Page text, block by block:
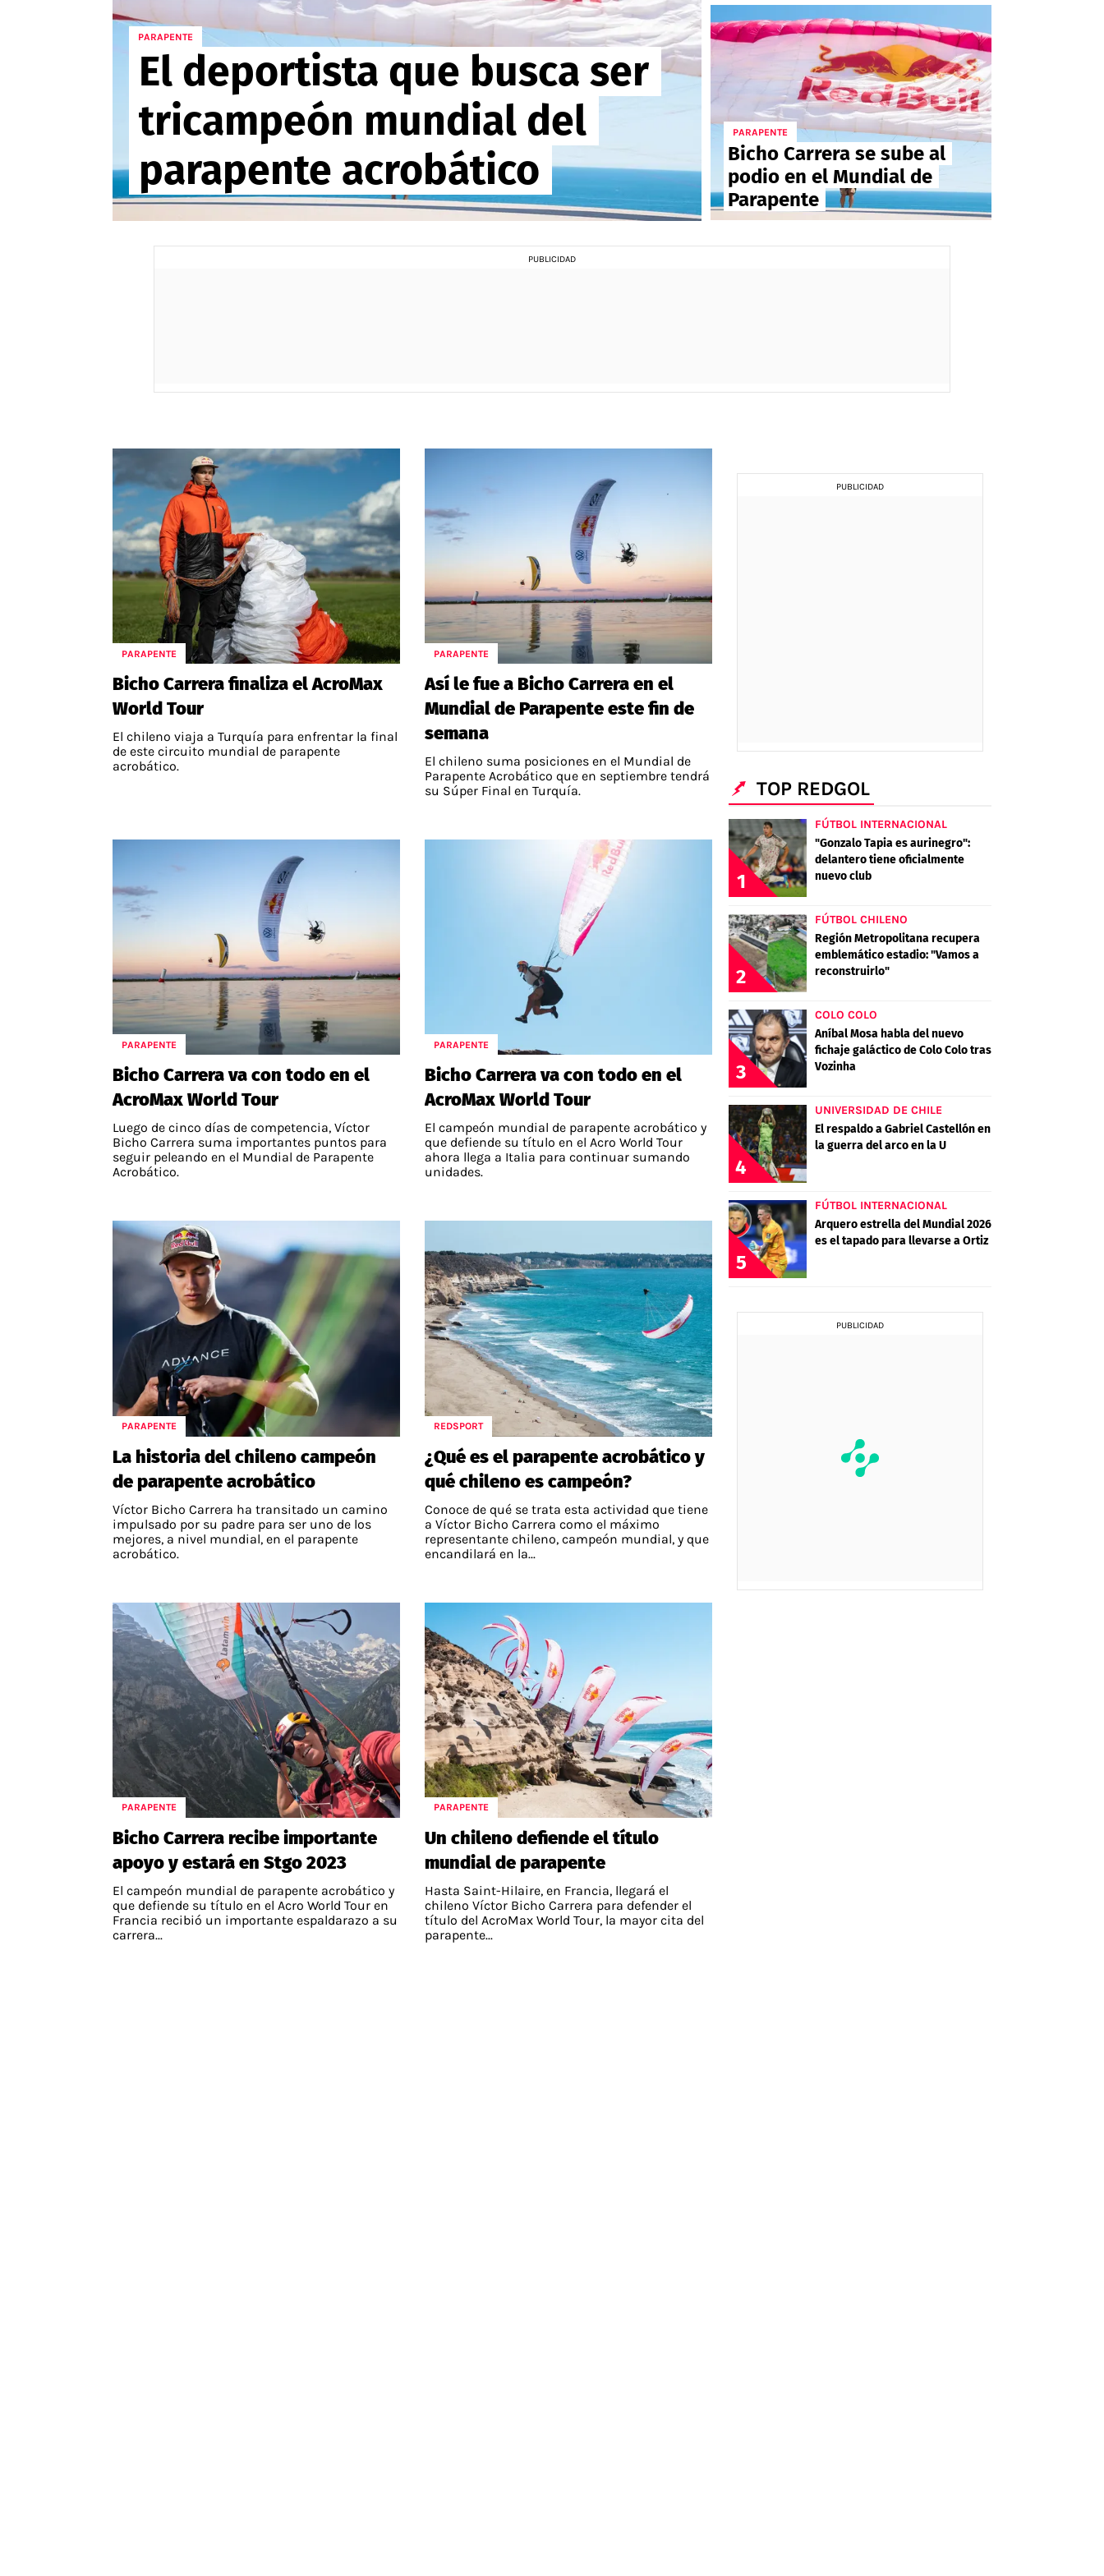
PARAPENTE
El deportista que busca ser
tricampeón mundial del
parapente acrobático
PARAPENTE
Bicho Carrera se sube al
podio en el Mundial de
Parapente
PARAPENTE
Bicho Carrera finaliza el AcroMax
World Tour
El chileno viaja a Turquía para enfrentar la final
de este circuito mundial de parapente
acrobático.
PARAPENTE
Así le fue a Bicho Carrera en el
Mundial de Parapente este fin de
semana
El chileno suma posiciones en el Mundial de
Parapente Acrobático que en septiembre tendrá
su Súper Final en Turquía.
PARAPENTE
Bicho Carrera va con todo en el
AcroMax World Tour
Luego de cinco días de competencia, Víctor
Bicho Carrera suma importantes puntos para
seguir peleando en el Mundial de Parapente
Acrobático.
PARAPENTE
Bicho Carrera va con todo en el
AcroMax World Tour
El campeón mundial de parapente acrobático y
que defiende su título en el Acro World Tour
ahora llega a Italia para continuar sumando
unidades.
PARAPENTE
La historia del chileno campeón
de parapente acrobático
Víctor Bicho Carrera ha transitado un camino
impulsado por su padre para ser uno de los
mejores, a nivel mundial, en el parapente
acrobático.
REDSPORT
¿Qué es el parapente acrobático y
qué chileno es campeón?
Conoce de qué se trata esta actividad que tiene
a Víctor Bicho Carrera como el máximo
representante chileno, campeón mundial, y que
encandilará en la...
PARAPENTE
Bicho Carrera recibe importante
apoyo y estará en Stgo 2023
El campeón mundial de parapente acrobático y
que defiende su título en el Acro World Tour en
Francia recibió un importante espaldarazo a su
carrera...
PARAPENTE
Un chileno defiende el título
mundial de parapente
Hasta Saint-Hilaire, en Francia, llegará el
chileno Víctor Bicho Carrera para defender el
título del AcroMax World Tour, la mayor cita del
parapente...
TOP REDGOL
1
FÚTBOL INTERNACIONAL
"Gonzalo Tapia es aurinegro":
delantero tiene oficialmente
nuevo club
2
FÚTBOL CHILENO
Región Metropolitana recupera
emblemático estadio: "Vamos a
reconstruirlo"
3
COLO COLO
Aníbal Mosa habla del nuevo
fichaje galáctico de Colo Colo tras
Vozinha
4
UNIVERSIDAD DE CHILE
El respaldo a Gabriel Castellón en
la guerra del arco en la U
5
FÚTBOL INTERNACIONAL
Arquero estrella del Mundial 2026
es el tapado para llevarse a Ortiz